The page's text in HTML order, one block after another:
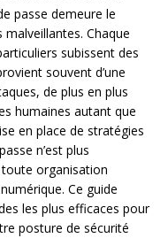
passe demeure le
Chaque
subissent des
souvent d’une
de plus en plus
humaines autant que
en place de stratégies
n’est plus
organisation
Ce guide
les plus efficaces pour
posture de sécurité